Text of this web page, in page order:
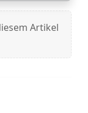
Artikel